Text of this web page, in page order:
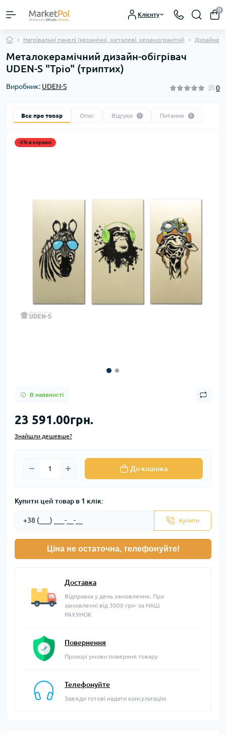
Клієнту
0
Нагрівальні панелі (керамічні, металеві, керамогранітні)
Металокерамічний дизайн-обігрівач
UDEN-S "Тріо" (триптих)
Виробник: UDEN-S 0
Все про товар Опис Відгуки 0 Питання 0
-5% в корзині
В наявності
23 591.00грн.
Знайшли дешевше?
До кошика
Купити цей товар в 1 клік:
Купити
Ціна не остаточна, телефонуйте!
Доставка
Відправка у день замовлення. При
замовленні від 3000 грн- за НАШ
РАХУНОК
Повернення
Прозорі умови поверння товару
Телефонуйте
Завжди готові надати консультацію